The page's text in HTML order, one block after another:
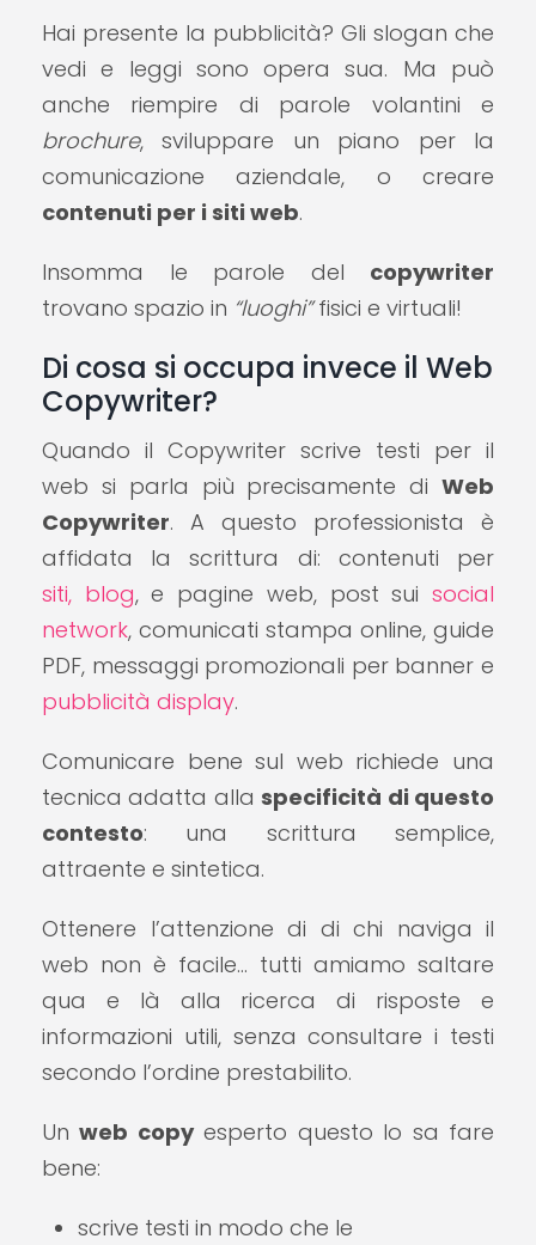
Hai presente la pubblicità? Gli slogan che
vedi e leggi sono opera sua. Ma può
anche riempire di parole volantini e
brochure, sviluppare un piano per la
comunicazione aziendale, o creare
contenuti per i siti web.
Insomma le parole del copywriter
trovano spazio in “luoghi”fisici e virtuali!
Di cosa si occupa invece il Web
Copywriter?
Quando il Copywriter scrive testi per il
web si parla più precisamente di Web
Copywriter. A questo professionista è
affidata la scrittura di: contenuti per
siti, blog, e pagine web, post suisocial
network, comunicati stampa online, guide
PDF, messaggi promozionali per banner e
pubblicità display.
Comunicare bene sul web richiede una
tecnica adatta allaspecificità di questo
contesto: una scrittura semplice,
attraente e sintetica.
Ottenere l’attenzione di di chi naviga il
web non è facile… tutti amiamo saltare
qua e là alla ricerca di risposte e
informazioni utili, senza consultare i testi
secondo l’ordine prestabilito.
Unweb copyesperto questo lo sa fare
bene:
scrive testi in modo che le